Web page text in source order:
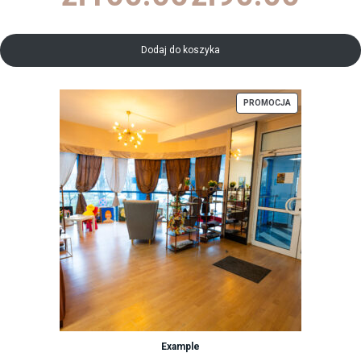
wynosiła:
Dodaj do koszyka
PROMOCJAPRODUKT
W
PROMOCJI
Example